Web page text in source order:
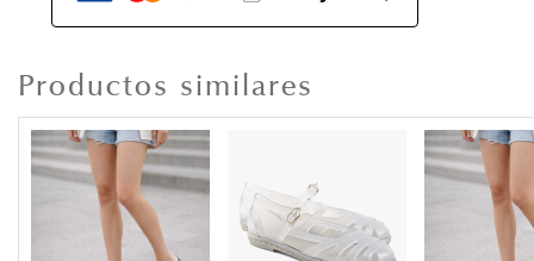
Productos similares